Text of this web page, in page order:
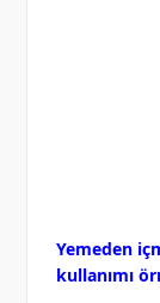
Yemeden
kullanımı